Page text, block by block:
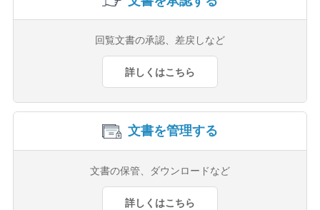
回覧文書の承認、差戻しなど
詳しくはこちら
文書を管理する
文書の保管、ダウンロードなど
詳しくはこちら